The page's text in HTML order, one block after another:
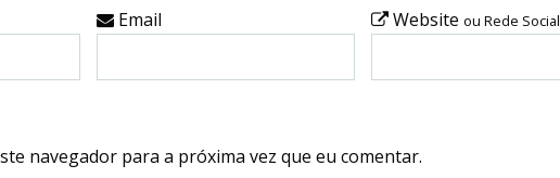
Email Website ou Rede Social
navegador para a próxima vez que eu comentar.